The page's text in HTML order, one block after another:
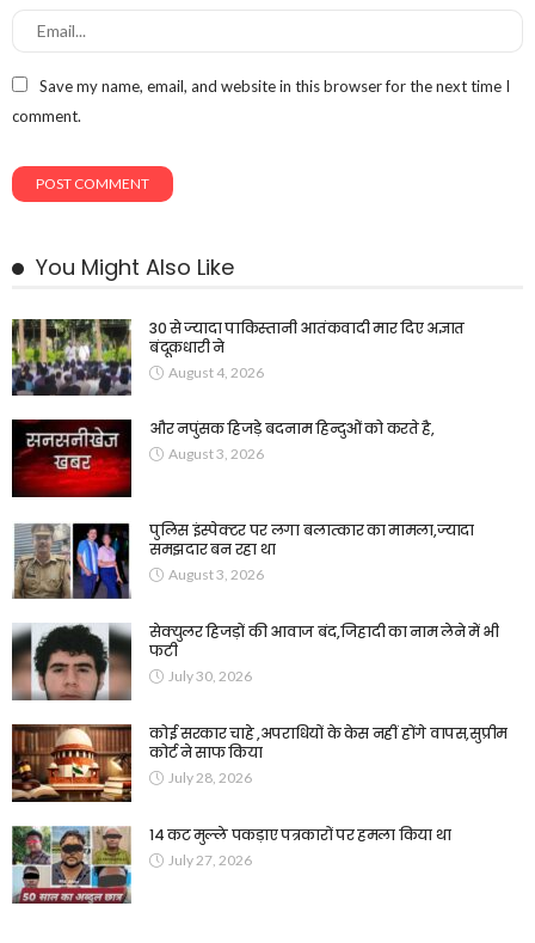
Save my name, email, and website in this browser for the next time I
comment.
You Might Also Like
30 से ज्यादा पाकिस्तानी आतंकवादी मार दिए अज्ञात
बंदूकधारी ने
August 4, 2026
और नपुंसक हिजड़े बदनाम हिन्दुओं को करते है,
August 3, 2026
पुलिस इंस्पेक्टर पर लगा बलात्कार का मामला,ज्यादा
समझदार बन रहा था
August 3, 2026
सेक्युलर हिजड़ों की आवाज बंद,जिहादी का नाम लेने में भी
फटी
July 30, 2026
कोई सरकार चाहे ,अपराधियों के केस नहीं होंगे वापस,सुप्रीम
कोर्ट ने साफ किया
July 28, 2026
14 कट मुल्ले पकड़ाए पत्रकारों पर हमला किया था
July 27, 2026